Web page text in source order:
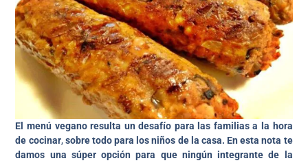
El menú vegano resulta un desafío para las familias a la hora
de cocinar, sobre todo para los niños de la casa. En esta nota te
damos una súper opción para que ningún integrante de la